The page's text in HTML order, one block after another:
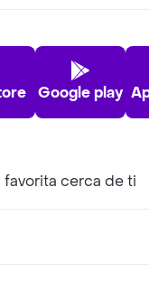
Google play
cerca de ti